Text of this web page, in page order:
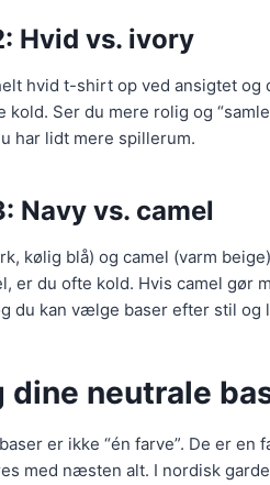
Hvid vs. ivory
hvid t-shirt op ved ansigtet
kold. Ser du mere rolig og
har lidt mere spillerum.
Navy vs. camel
kølig blå) og camel (varm
er du ofte kold. Hvis camel gør
du kan vælge baser efter stil og
neutrale
er ikke “én farve”. De er
med næsten alt. I nordisk